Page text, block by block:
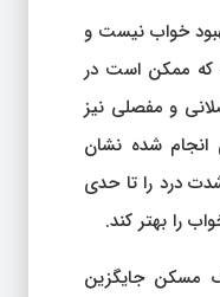
خواب نیست و
که ممکن است در
و مفصلی نیز
شده نشان
درد را تا حدی
را بهتر کند.
مسکن جایگزین